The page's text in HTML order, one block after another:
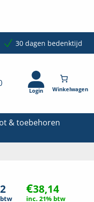
30 dagen bedenktijd
Login
& toebehoren
€38,14
inc. 21% btw